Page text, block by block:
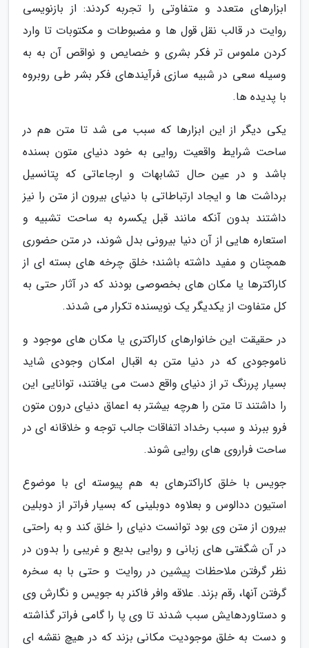
ابزارهای متعدد و متفاوتی را تجربه کردند: از بازنویسی
روایت در قالب نقل قول ها و مضبوطات و مکتوبات تا وارد
کردن ملموس تر فکر بشری و خصایص و نواقص آن به به
وسیله سعی در شبیه سازی فرآیندهای فکر بشر طی روبروه
با پدیده ها.
یکی دیگر از این ابزارها که سبب می شد تا متن هم در
ساحت شرایط واقعیت روایی به خود دنیای متون بسنده
باشد و در عین حال تشابهات و ارجاعاتی که پتانسیل
برداشت ها و ایجاد ارتباطاتی با دنیای بیرون از متن را نیز
داشتند بدون آنکه مانند قبل یکسره به ساحت تشبیه و
استعاره هایی از آن دنیا بیرونی بدل شوند، در متن حضوری
همچنان و مفید داشته باشند؛ خلق چرخه های بسته ای از
کاراکترها یا مکان های بخصوصی بودند که در آثار حتی به
کل متفاوت از یکدیگر یک نویسنده تکرار می شدند.
در حقیقت این خانوارهای کاراکتری یا مکان های موجود و
ناموجودی که در دنیا متن به اقبال امکان وجودی شاید
بسیار پررنگ تر از دنیای واقع دست می یافتند، توانایی این
را داشتند تا متن را هرچه بیشتر به اعماق دنیای درون متون
فرو ببرند و سبب رخداد اتفاقات جالب توجه و خلاقانه ای در
ساحت فراروی های روایی شوند.
جویس با خلق کاراکترهای به هم پیوسته ای با موضوع
استیون ددالوس و بعلاوه دوبلینی که بسیار فراتر از دوبلین
بیرون از متن وی بود توانست دنیای را خلق کند و به راحتی
در آن شگفتی های زبانی و روایی بدیع و غریبی را بدون در
نظر گرفتن ملاحظات پیشین در روایت و حتی با به سخره
گرفتن آنها، رقم بزند. علاقه وافر فاکنر به جویس و نگارش وی
و دستاوردهایش سبب شدند تا وی پا را گامی فراتر گذاشته
و دست به خلق موجودیت مکانی بزند که در هیچ نقشه ای